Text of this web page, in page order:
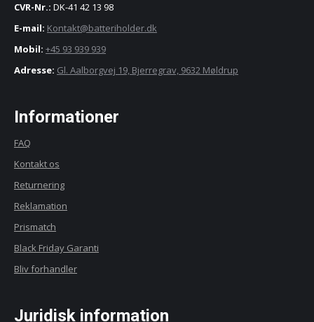
CVR-Nr.: DK-41 42 13 98
E-mail: Kontakt@batteriholder.dk
Mobil: +45 93 939 939
Adresse: Gl. Aalborgvej 19, Bjerregrav, 9632 Møldrup
Informationer
FAQ
Kontakt os
Returnering
Reklamation
Prismatch
Black Friday Garanti
Bliv forhandler
Juridisk information